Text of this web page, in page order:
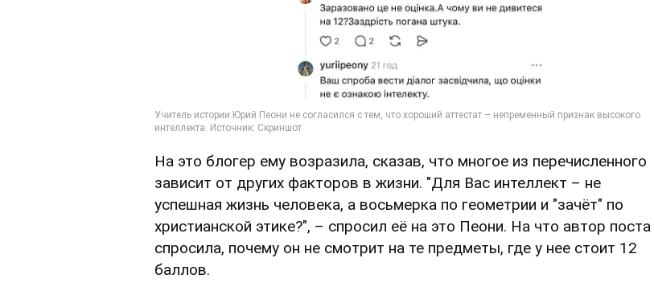
На это блогер ему возразила, сказав, что многое из перечисленного
зависит от других факторов в жизни. "Для Вас интеллект – не
успешная жизнь человека, а восьмерка по геометрии и "зачёт" по
христианской этике?", – спросил её на это Пеони. На что автор поста
спросила, почему он не смотрит на те предметы, где у нее стоит 12
баллов.